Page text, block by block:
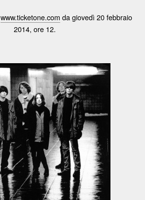
www.ticketone.com da giovedì 20 febbraio
2014, ore 12.